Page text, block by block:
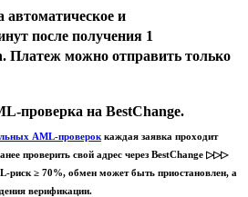
автоматическое и
после получения 1
Платеж можно отправить только
проверка на BestChange.
AML-проверок каждая заявка проходит
проверить свой адрес через BestChange ▷▷▷
риск ≥ 70%, обмен может быть приостановлен, а
верификации.